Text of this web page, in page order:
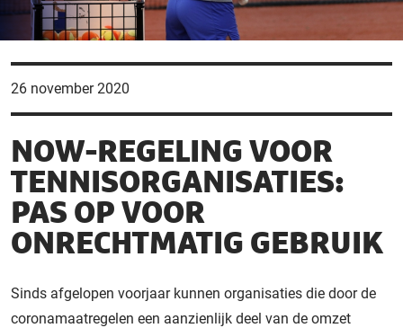
26 november 2020
NOW-REGELING VOOR
TENNISORGANISATIES:
PAS OP VOOR
ONRECHTMATIG GEBRUIK
Sinds afgelopen voorjaar kunnen organisaties die door de
coronamaatregelen een aanzienlijk deel van de omzet